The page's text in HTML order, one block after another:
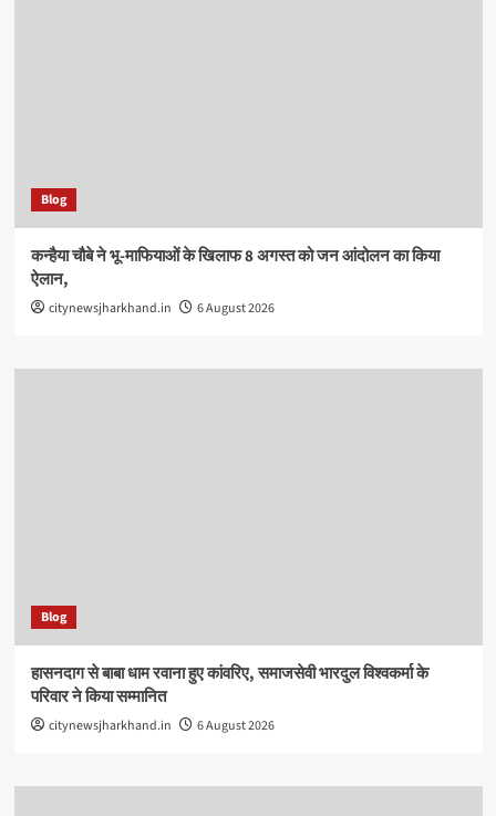
Blog
कन्हैया चौबे ने भू-माफियाओं के खिलाफ 8 अगस्त को जन आंदोलन का किया
ऐलान,
citynewsjharkhand.in 6 August 2026
Blog
हासनदाग से बाबा धाम रवाना हुए कांवरिए, समाजसेवी भारदुल विश्वकर्मा के
परिवार ने किया सम्मानित
citynewsjharkhand.in 6 August 2026